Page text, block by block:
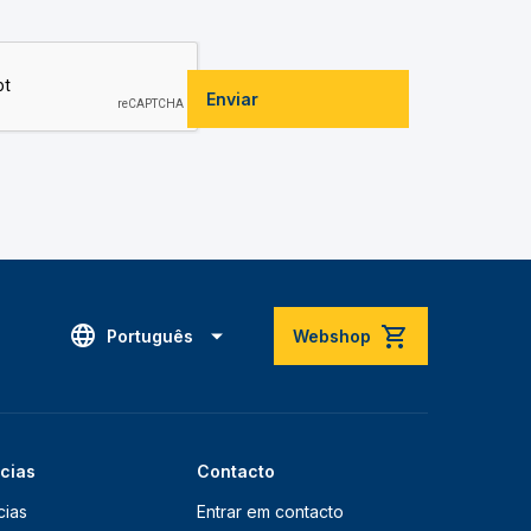
Enviar
Português Webshop
Contacto
Entrar em contacto